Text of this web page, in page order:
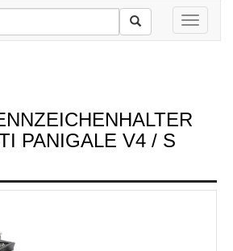
Toggle
PANIGALE V4 / S